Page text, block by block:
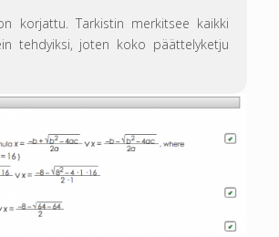
korjattu. Tarkistin merkitsee kaikki
tehdyiksi, joten koko päättelyketju